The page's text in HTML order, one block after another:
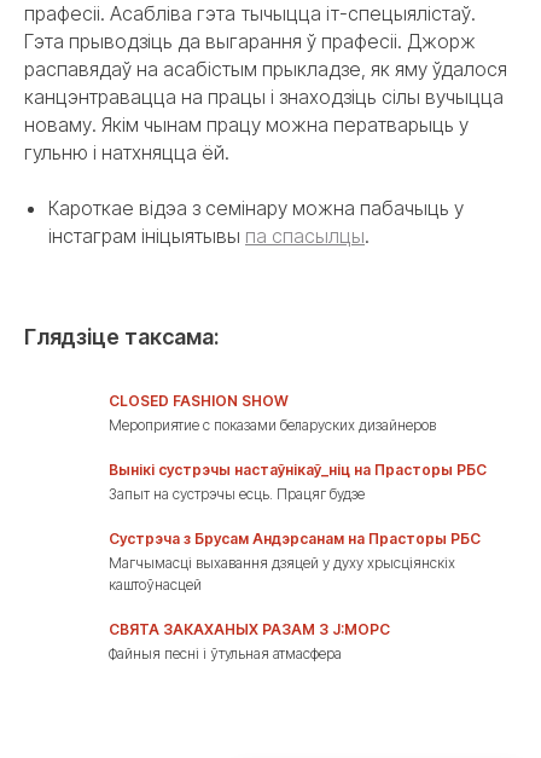
прафесіі. Асабліва гэта тычыцца іт-спецыялістаў.
Гэта прыводзіць да выгарання ў прафесіі. Джорж
распавядаў на асабістым прыкладзе, як яму ўдалося
канцэнтравацца на працы і знаходзіць сілы вучыцца
новаму. Якім чынам працу можна ператварыць у
гульню і натхняцца ёй.
Кароткае відэа з семінару можна пабачыць у
інстаграм ініцыятывы па спасылцы.
Глядзіце таксама:
CLOSED FASHION SHOW
Мероприятие с показами беларуских дизайнеров
Вынікі сустрэчы настаўнікаў_ніц на Прасторы РБС
Запыт на сустрэчы есць. Працяг будзе
Сустрэча з Брусам Андэрсанам на Прасторы РБС
Магчымасці выхавання дзяцей у духу хрысціянскіх
каштоўнасцей
СВЯТА ЗАКАХАНЫХ РАЗАМ З J:MOРС
Файныя песні і ўтульная атмасфера